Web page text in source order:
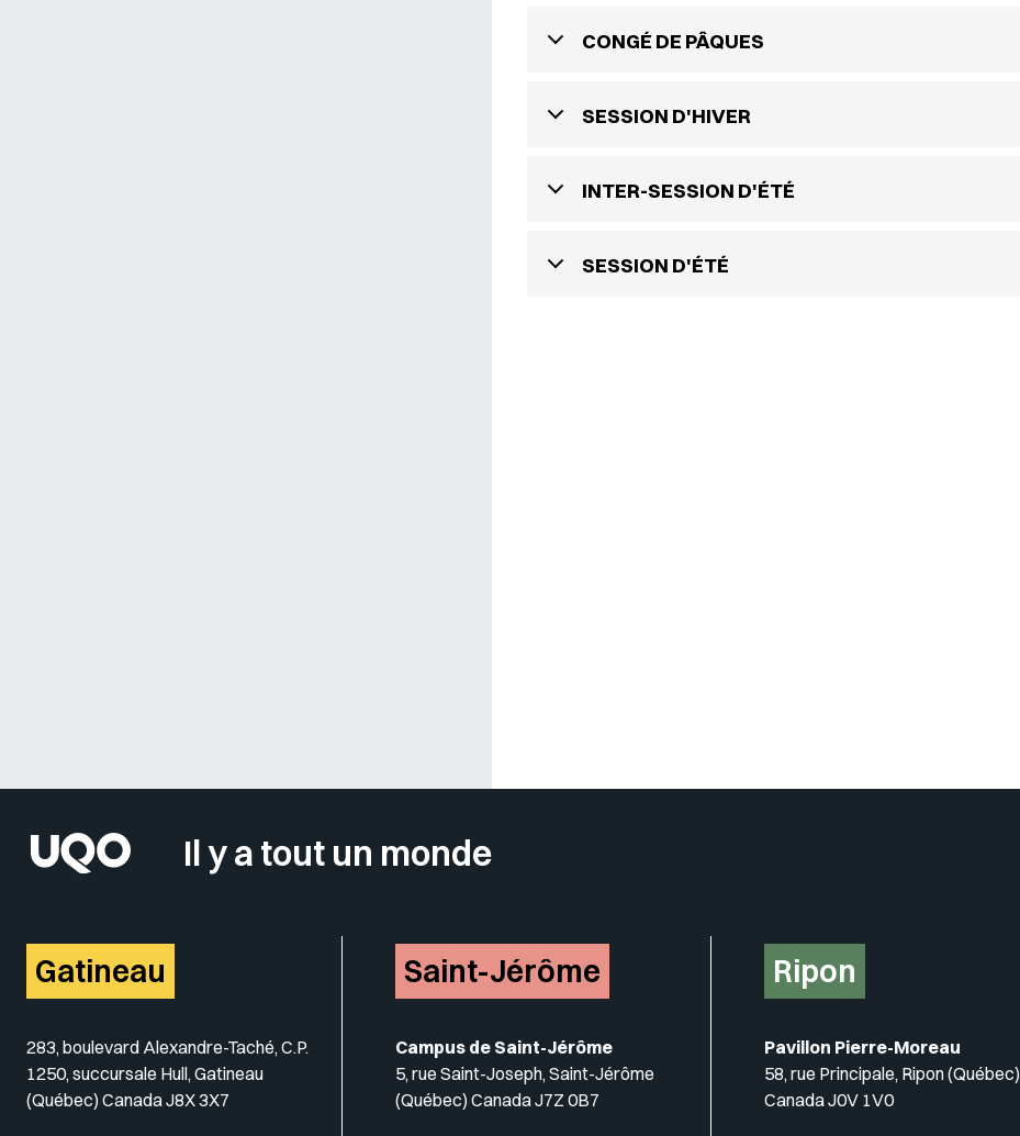
CONGÉ DE PÂQUES
SESSION D'HIVER
INTER-SESSION D'ÉTÉ
SESSION D'ÉTÉ
Il y a tout un monde
Gatineau
283, boulevard Alexandre-Taché, C.P.
1250, succursale Hull, Gatineau
(Québec) Canada J8X 3X7
Saint-Jérôme
Campus de Saint-Jérôme
5, rue Saint-Joseph, Saint-Jérôme
(Québec) Canada J7Z 0B7
Ripon
Pavillon Pierre-Moreau
58, rue Principale, Ripon (Québec)
Canada J0V 1V0